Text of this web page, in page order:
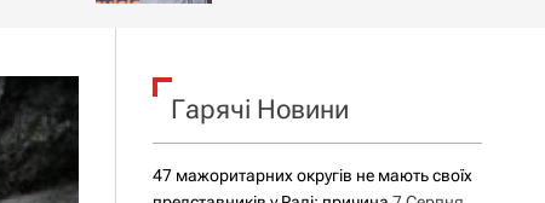
о
о
Гарячі Новини
47 мажоритарних округів не мають своїх